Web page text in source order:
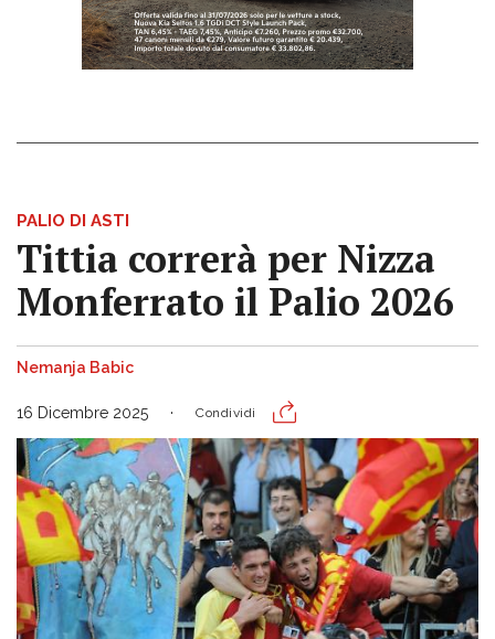
PALIO DI ASTI
Tittia correrà per Nizza
Monferrato il Palio 2026
Nemanja Babic
16 Dicembre 2025 Condividi